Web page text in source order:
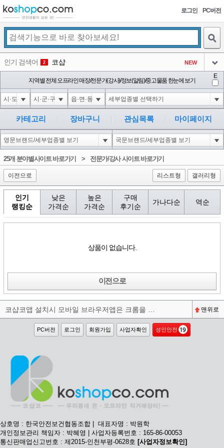
로그인 PC버전
인기 검색어 2 코샵 NEW
3 익스
아이콘
4 미끄럼방지
아이콘
5 대성설렁탕
아이콘
-16
6 1-1 waitfor delay '0:0:15' --
아이콘
0
1
지역별 전체 오프라인 매장/전문가(강사)/정보(알림)/중고물품 한눈에 보기
E
카테고리 장바구니 관심목록 마이페이지
25개 분야별사이트 바로가기 > 전문가/강사 사이트 바로가기
이전으로 리스트형 갤러리형
인기
랭킹순
낮은
가격순
높은
가격순
구매
후기순
가나다순 역순
상품이 없습니다.
이전으로
맨위로
PC버전 로그인 회원가입 사업자확인 성인안전
상호명 : 한국안전보건협동조합 | 대표자명 : 박원학
개인정보관리 책임자 : 박혜영 | 사업자등록번호 : 165-86-00053
통신판매업신고번호 : 제2015-인천부평-0628호 [사업자정보확인]